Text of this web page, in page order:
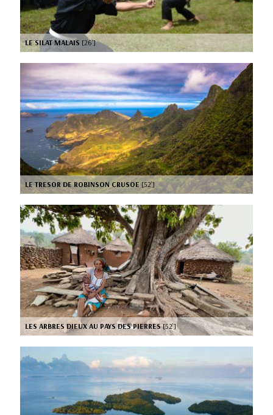
LE SILAT MALAIS [26’]
LE TRESOR DE ROBINSON CRUSOE [52’]
LES ARBRES DIEUX AU PAYS DES PIERRES[52’]